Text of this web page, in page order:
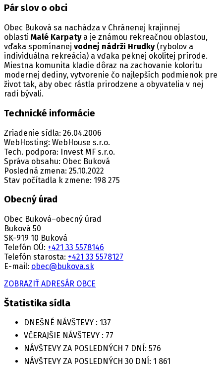
Pár slov o obci
Obec Buková sa nachádza v Chránenej krajinnej
oblasti Malé Karpatya je známou rekreačnou oblasťou,
vďaka spomínanej vodnej nádrži Hrudky(rybolov a
individuálna rekreácia) a vďaka peknej okolitej prírode.
Miestna komunita kladie dôraz na zachovanie koloritu
modernej dediny, vytvorenie čo najlepších podmienok pre
život tak, aby obec rástla prirodzene a obyvatelia v nej
radi bývali.
Technické informácie
Zriadenie sídla: 26.04.2006
WebHosting: WebHouse s.r.o.
Tech. podpora: Invest MF s.r.o.
Správa obsahu: Obec Buková
Posledná zmena: 25.10.2022
Stav počítadla k zmene: 198 275
Obecný úrad
Obec Buková–obecný úrad
Buková 50
SK-919 10 Buková
Telefón OÚ: +421 33 5578146
Telefón starosta: +421 33 5578127
E-mail: obec@bukova.sk
ZOBRAZIŤ ADRESÁR OBCE
Štatistika sídla
DNEŠNÉ NÁVŠTEVY : 137
VČERAJŠIE NÁVŠTEVY : 77
NÁVŠTEVY ZA POSLEDNÝCH 7 DNÍ: 576
NÁVŠTEVY ZA POSLEDNÝCH 30 DNÍ: 1 861